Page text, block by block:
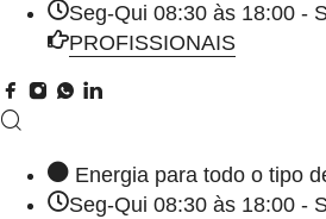
Seg-Qui 08:30 às 18:00 -
PROFISSIONAIS
Energia para todo o tipo
Seg-Qui 08:30 às 18:00 -